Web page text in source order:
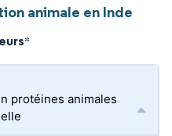
animale en Inde
*
protéines animales